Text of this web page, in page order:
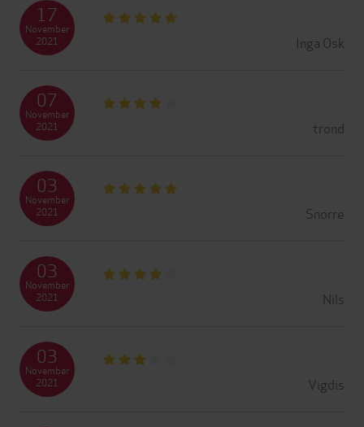
Inga Osk
17
November
2021
trond
07
November
2021
Snorre
03
November
2021
Nils
03
November
2021
Vigdis
03
November
2021